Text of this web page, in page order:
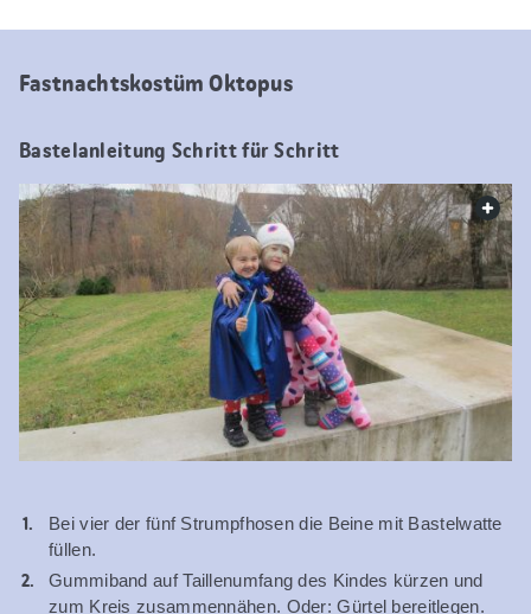
Fastnachtskostüm Oktopus
Bastelanleitung Schritt für Schritt
Bei vier der fünf Strumpfhosen die Beine mit Bastelwatte
füllen.
Gummiband auf Taillenumfang des Kindes kürzen und
zum Kreis zusammennähen. Oder: Gürtel bereitlegen.